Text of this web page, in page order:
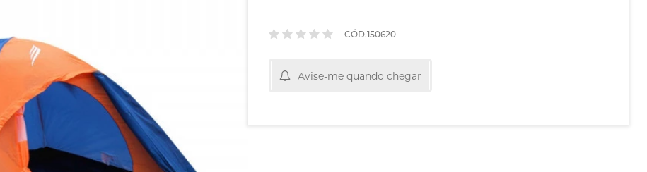
CÓD.150620
Avise-me quando chegar